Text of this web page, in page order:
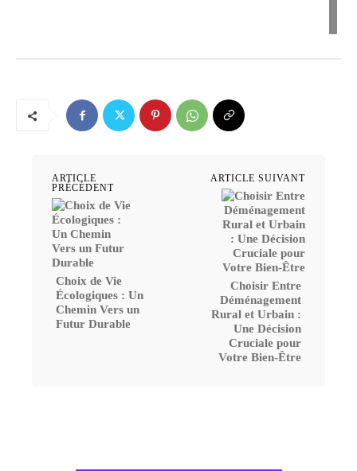
ARTICLE
PRÉCÉDENT
Choix de Vie
Écologiques : Un
Chemin Vers un
Futur Durable
ARTICLE SUIVANT
Choisir Entre
Déménagement
Rural et Urbain :
Une Décision
Cruciale pour
Votre Bien-Être